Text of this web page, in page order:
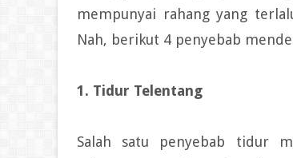
mempunyai rahang yang
Nah, berikut 4 penyebab
1. Tidur Telentang
Salah satu penyebab tidur